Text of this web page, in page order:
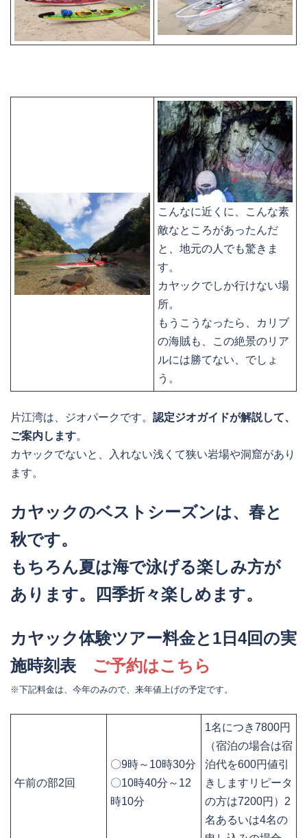
こんなに近くに、こんな素
敵なところがあったんだ
と、地元の人でも驚きま
す。
カヤックでしか行けない場
所。
もうこうなったら、カリブ
の海賊も、この絶景のリア
ルには勝てない、でしょ
う。
片江湾は、ジオパークです。 認定ジオガイドが解説して、
ご案内します。
カヤックでないと、入れない浅くて狭い岩場や洞窟があり
ます。
カヤックのベストシーズンは、春と
秋です。
もちろん夏は海で泳げる楽しみ方が
あります。四季折々楽しめます。
カヤック体験ツアー料金と1日4回の実
施時刻表
ご予約はこちら
※下記料金は、今年のみので、来年値上げの予定です。
午前の部2回
〇9時～10時30分
〇10時40分～12
時10分
1名につき7800円
（宿泊の場合は宿
泊代を600円値引
きしますリピータ
の方は7200円）2
名あるいは4名の